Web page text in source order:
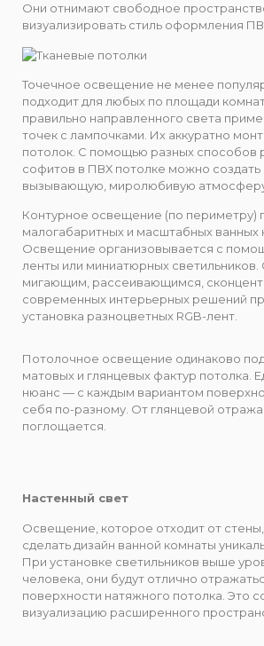
Они отнимают свободное
визуализировать стиль оформления
Точечное освещение не менее
подходит для любых по площади
правильно направленного света
точек с лампочками. Их аккуратно
потолок. С помощью разных способов
софитов в ПВХ потолке можно создать
вызывающую, миролюбивую
Контурное освещение (по периметру)
малогабаритных и масштабных ванных
Освещение организовывается с
ленты или миниатюрных
мигающим, рассеивающимся,
современных интерьерных решений
установка разноцветных RGB-лент.
Потолочное освещение одинаково
матовых и глянцевых фактур потолка.
нюанс — с каждым вариантом
себя по-разному. От глянцевой
поглощается.
Настенный свет
Освещение, которое отходит от
сделать дизайн ванной комнаты
При установке светильников выше
человека, они будут отлично
поверхности натяжного потолка. Это
визуализацию расширенного